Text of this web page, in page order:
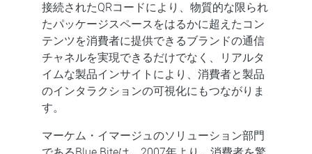
接続されたQRコードにより、物質的な限られ
たパッケージスペースをはるかに超えたコン
テンツを消費者に提供できるブランドの通信
チャネルを実現できるだけでなく、リアルタ
イムな製品インサイトにより、消費者と製品
のインタラクションの可視化にもつながりま
す。
マーケム・イマージュのソリューション部門